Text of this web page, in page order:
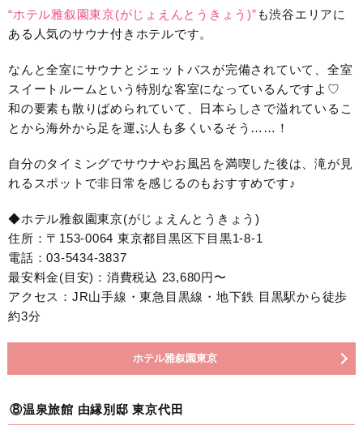
“ホテル雅叙園東京(がじょえんとうきょう)”も渋谷エリアに
ある人気のサウナ付きホテルです。
なんと全室にサウナとジェットバスが完備されていて、全室
スイートルームという特別な客室になっているんですよ♡
和の要素も散りばめられていて、日本らしさで溢れているこ
とから海外から足を運ぶ人も多くいるそう……！
自分のタイミングでサウナやお風呂を満喫した後は、滝が見
れるスポットで非日常を感じるのもおすすめです♪
◆ホテル雅叙園東京(がじょえんとうきょう)
住所：〒153-0064 東京都目黒区下目黒1-8-1
電話：03-5434-3837
最安料金(目安)：消費税込 23,680円〜
アクセス：JR山手線・東急目黒線・地下鉄 目黒駅から徒歩
約3分
ホテル雅叙園東京
⑧温泉旅館 由縁別邸 東京代田